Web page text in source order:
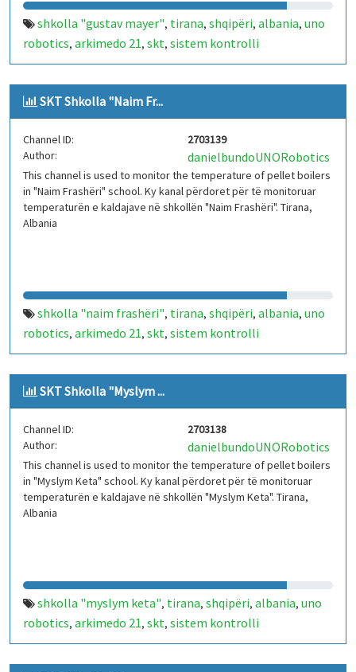
shkolla "gustav mayer", tirana, shqipëri, albania, uno
robotics, arkimedo 21, skt, sistem kontrolli
temperature,iot,arduino,kaldajë
SKT Shkolla "Naim Fr...
Channel ID:
2703139
Author:
danielbundoUNORobotics
This channel is used to monitor the temperature of pellet boilers
in "Naim Frashëri" school. Ky kanal përdoret për të monitoruar
temperaturën e kaldajave në shkollën "Naim Frashëri". Tirana,
Albania
shkolla "naim frashëri", tirana, shqipëri, albania, uno
robotics, arkimedo 21, skt, sistem kontrolli
temperature,iot,arduino,kaldajë
SKT Shkolla "Myslym ...
Channel ID:
2703138
Author:
danielbundoUNORobotics
This channel is used to monitor the temperature of pellet boilers
in "Myslym Keta" school. Ky kanal përdoret për të monitoruar
temperaturën e kaldajave në shkollën "Myslym Keta". Tirana,
Albania
shkolla "myslym keta", tirana, shqipëri, albania, uno
robotics, arkimedo 21, skt, sistem kontrolli
temperature,iot,arduino,kaldajë